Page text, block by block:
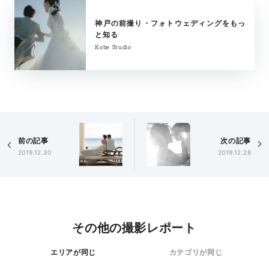
神戸の前撮り・フォトウェディングをもっ
と知る
Kobe Studio
前の記事
2019.12.30
次の記事
2019.12.28
その他の撮影レポート
エリアが同じ カテゴリが同じ